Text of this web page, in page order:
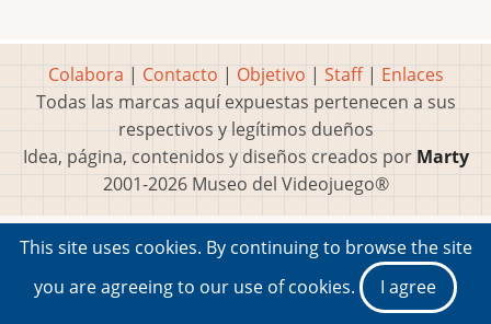
Colabora | Contacto | Objetivo | Staff| Enlaces
Todas las marcas aquí expuestas pertenecen a sus
respectivos y legítimos dueños
Idea, página, contenidos y diseños creados por Marty
2001-2026 Museo del Videojuego®
This site uses cookies. By continuing to browse the site
you are agreeing to our use of cookies.
I agree